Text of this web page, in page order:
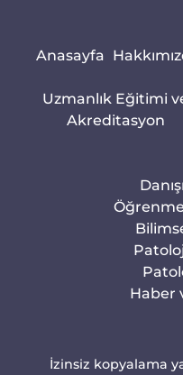
Anasayfa
Uzmanlık Eğitimi
Akreditasyon
Haber
İzinsiz kopyalama